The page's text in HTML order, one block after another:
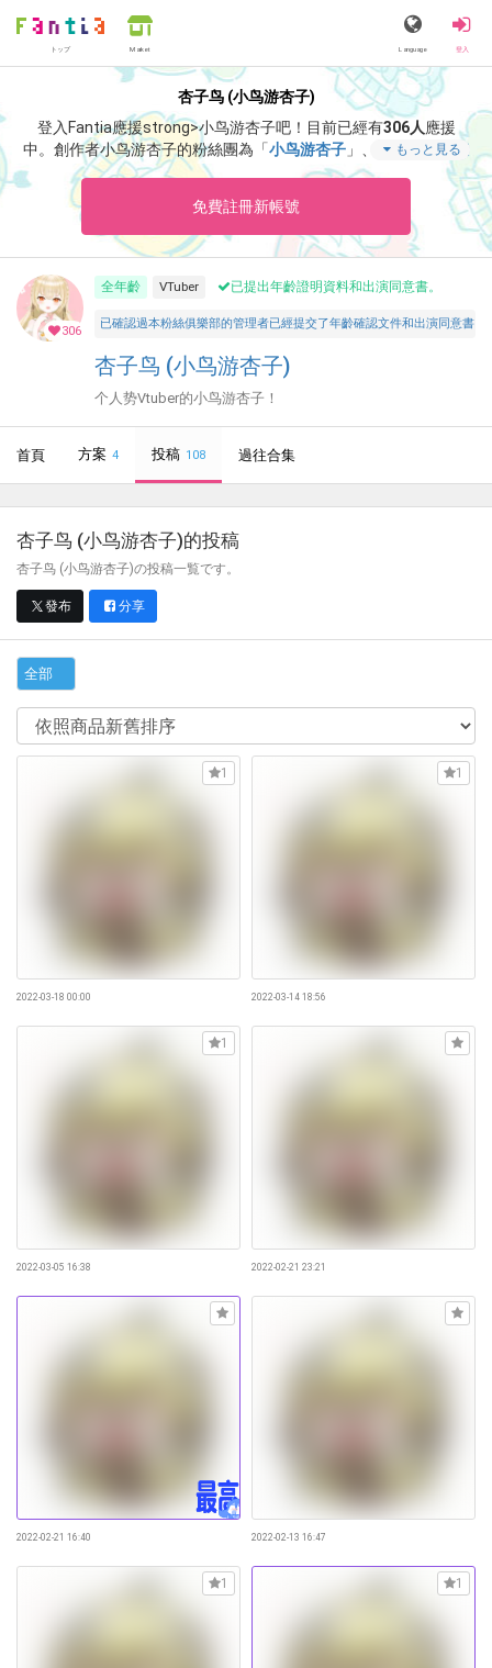
トップ Market Language 登入
杏子鸟 (小鸟游杏子)
登入Fantia應援strong>小鸟游杏子吧！ 目前已經有306人 應援
中。 創作者小鸟游杏子的粉絲團為「小鸟游杏子 」、當中含有「怎
么去加拿大」等非常獨特的內容滿足您的視覺感官享受。
もっと見る
免費註冊新帳號
306
全年齡 VTuber 已提出年齡證明資料和出演同意書。
已確認過本粉絲俱樂部的管理者已經提交了年齡確認文件和出演同意
杏子鸟 (小鸟游杏子)
个人势Vtuber的小鸟游杏子！
首頁 方案 4 投稿 108 過往合集
杏子鸟 (小鸟游杏子)的投稿
杏子鸟 (小鸟游杏子)の投稿一覧です。
發布 分享
全部
2022-03-18 00:00
1
2022-03-14 18:56
1
2022-03-05 16:38
1
2022-02-21 23:21
2022-02-21 16:40 2022-02-13 16:47
1 1